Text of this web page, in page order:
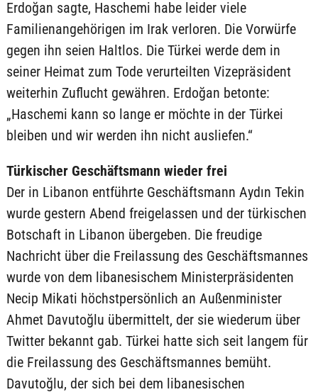
Erdoğan sagte, Haschemi habe leider viele
Familienangehörigen im Irak verloren. Die Vorwürfe
gegen ihn seien Haltlos. Die Türkei werde dem in
seiner Heimat zum Tode verurteilten Vizepräsident
weiterhin Zuflucht gewähren. Erdoğan betonte:
„Haschemi kann so lange er möchte in der Türkei
bleiben und wir werden ihn nicht ausliefen.“
Türkischer Geschäftsmann wieder frei
Der in Libanon entführte Geschäftsmann Aydın Tekin
wurde gestern Abend freigelassen und der türkischen
Botschaft in Libanon übergeben. Die freudige
Nachricht über die Freilassung des Geschäftsmannes
wurde von dem libanesischem Ministerpräsidenten
Necip Mikati höchstpersönlich an Außenminister
Ahmet Davutoğlu übermittelt, der sie wiederum über
Twitter bekannt gab. Türkei hatte sich seit langem für
die Freilassung des Geschäftsmannes bemüht.
Davutoğlu, der sich bei dem libanesischen